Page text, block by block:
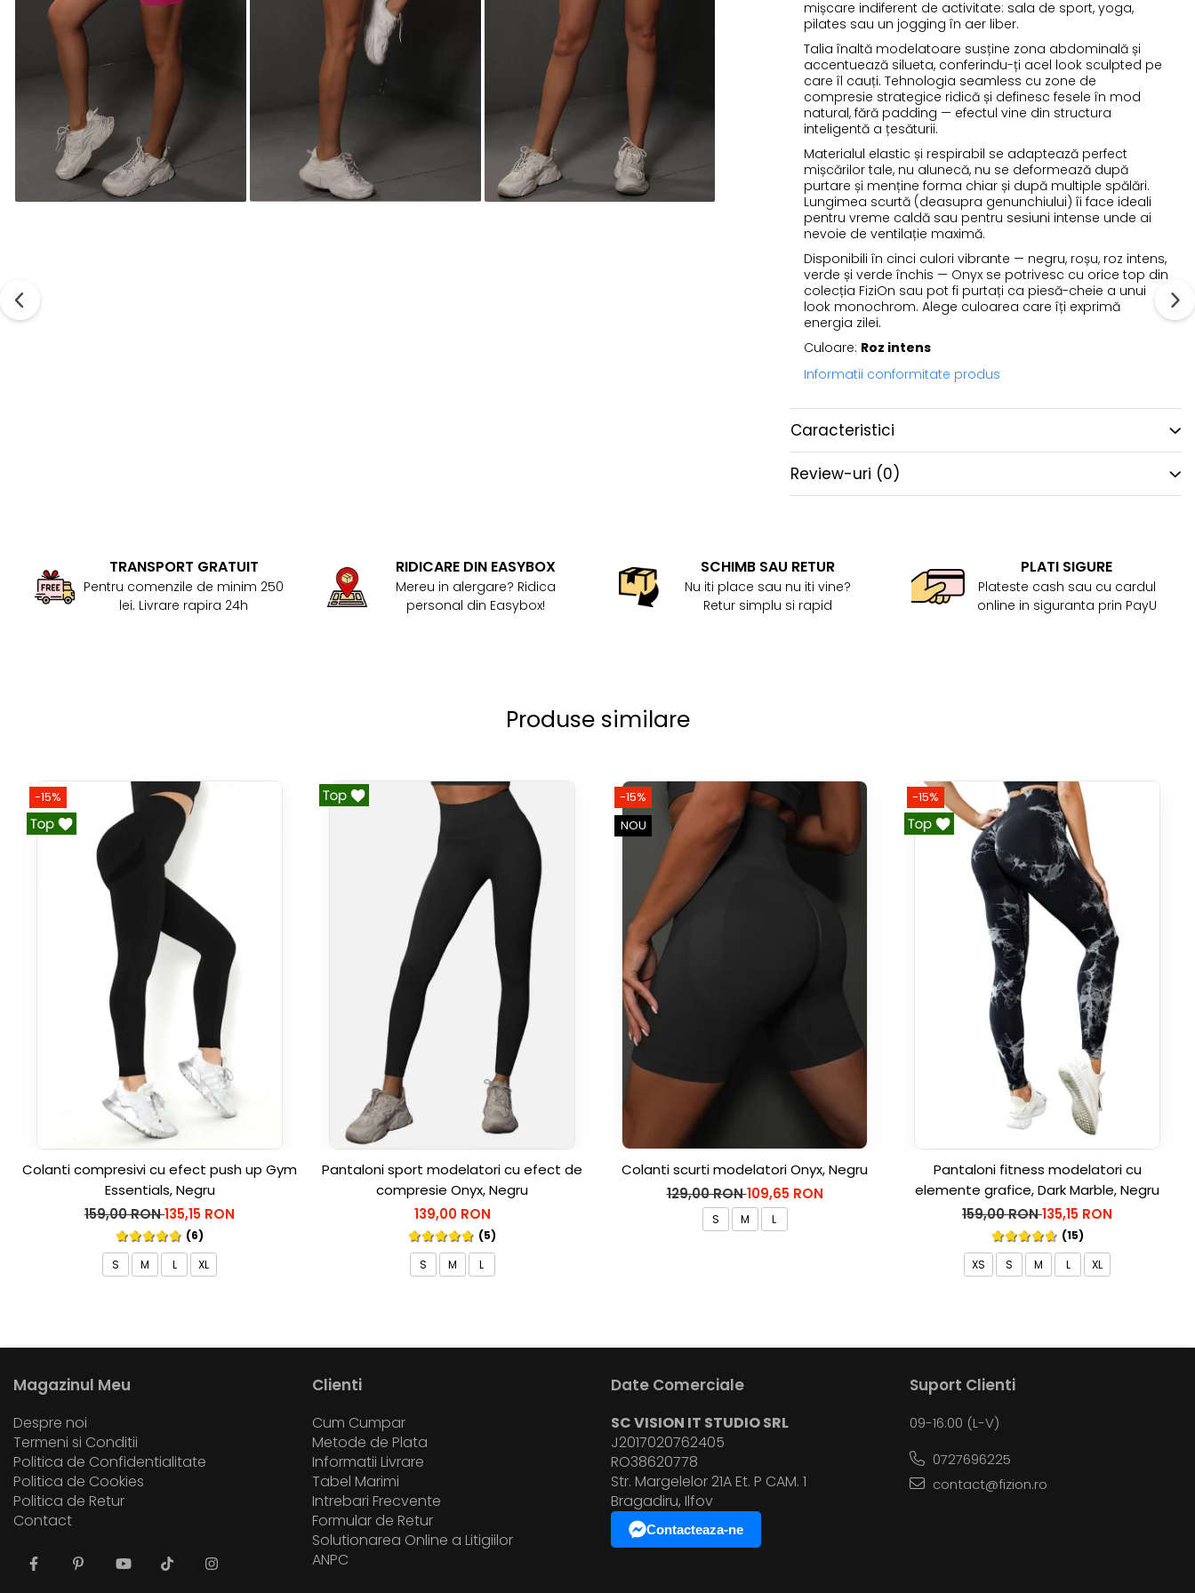
mișcare indiferent de activitate: sala de sport, yoga,
pilates sau un jogging în aer liber.
Talia înaltă modelatoare susține zona abdominală și
accentuează silueta, conferindu-ți acel look sculpted pe
care îl cauți. Tehnologia seamless cu zone de
compresie strategice ridică și definesc fesele în mod
natural, fără padding — efectul vine din structura
inteligentă a țesăturii.
Materialul elastic și respirabil se adaptează perfect
mișcărilor tale, nu alunecă, nu se deformează după
purtare și menține forma chiar și după multiple spălări.
Lungimea scurtă (deasupra genunchiului) îi face ideali
pentru vreme caldă sau pentru sesiuni intense unde ai
nevoie de ventilație maximă.
Disponibili în cinci culori vibrante — negru, roșu, roz intens,
verde și verde închis — Onyx se potrivesc cu orice top din
colecția FiziOn sau pot fi purtați ca piesă-cheie a unui
look monochrom. Alege culoarea care îți exprimă
energia zilei.
Culoare: Roz intens
Informatii conformitate produs
Caracteristici
Review-uri (0)
TRANSPORT GRATUIT
Pentru comenzile de minim 250
lei. Livrare rapira 24h
RIDICARE DIN EASYBOX
Mereu in alergare? Ridica
personal din Easybox!
SCHIMB SAU RETUR
Nu iti place sau nu iti vine?
Retur simplu si rapid
PLATI SIGURE
Plateste cash sau cu cardul
online in siguranta prin PayU
Produse similare
-15%
Colanti compresivi cu efect push up Gym
Essentials, Negru
159,00 RON135,15 RON
(6)
S
M L XL
Pantaloni sport modelatori cu efect de
compresie Onyx, Negru
139,00 RON
(5)
S
M L
-15%
NOU
Colanti scurti modelatori Onyx, Negru
129,00 RON109,65 RON
S M L
-15%
Pantaloni fitness modelatori cu
elemente grafice, Dark Marble, Negru
159,00 RON135,15 RON
(15)
XS
S M L XL
Magazinul Meu
Despre noi
Termeni si Conditii
Politica de Confidentialitate
Politica de Cookies
Politica de Retur
Contact
Clienti
Cum Cumpar
Metode de Plata
Informatii Livrare
Tabel Marimi
Intrebari Frecvente
Formular de Retur
Solutionarea Online a Litigiilor
ANPC
Date Comerciale
SC VISION IT STUDIO SRL
J2017020762405
RO38620778
Str. Margelelor 21A Et. P CAM. 1
Bragadiru, Ilfov
Contacteaza-ne
Suport Clienti
09-16:00 (L-V)
0727696225
contact@fizion.ro